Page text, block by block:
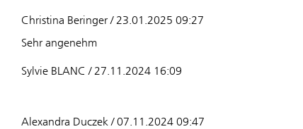
Christina Beringer / 23.01.2025 09:27
Sehr angenehm
Sylvie BLANC / 27.11.2024 16:09
Alexandra Duczek / 07.11.2024 09:47